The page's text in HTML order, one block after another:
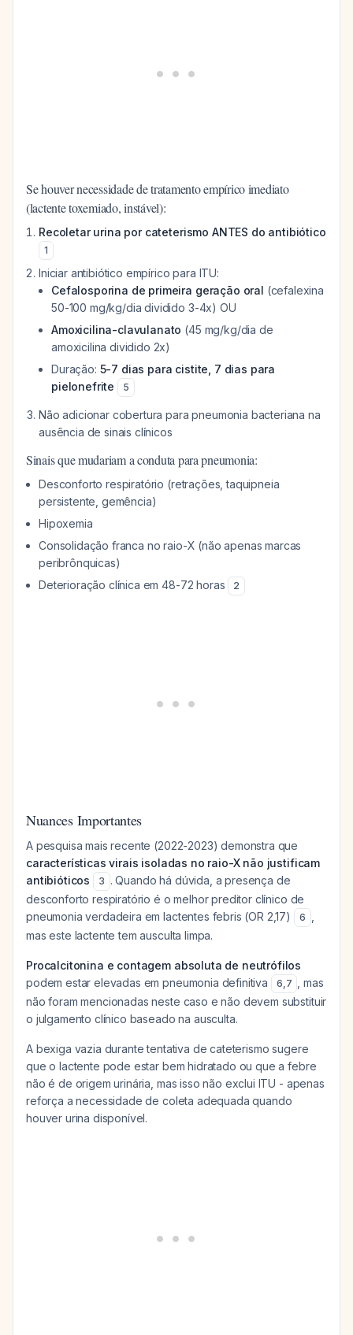
Se houver necessidade de tratamento empírico imediato
(lactente toxemiado, instável):
Recoletar urina por cateterismo ANTES do antibiótico
1
Iniciar antibiótico empírico para ITU:
Cefalosporina de primeira geração oral (cefalexina
50-100 mg/kg/dia dividido 3-4x) OU
Amoxicilina-clavulanato (45 mg/kg/dia de
amoxicilina dividido 2x)
Duração: 5-7 dias para cistite, 7 dias para
pielonefrite
5
Não adicionar cobertura para pneumonia bacteriana na
ausência de sinais clínicos
Sinais que mudariam a conduta para pneumonia:
Desconforto respiratório (retrações, taquipneia
persistente, gemência)
Hipoxemia
Consolidação franca no raio-X (não apenas marcas
peribrônquicas)
Deterioração clínica em 48-72 horas
2
Nuances Importantes
A pesquisa mais recente (2022-2023) demonstra que
características virais isoladas no raio-X não justificam
antibióticos
3 . Quando há dúvida, a presença de
desconforto respiratório é o melhor preditor clínico de
pneumonia verdadeira em lactentes febris (OR 2,17)
6
mas este lactente tem ausculta limpa.
Procalcitonina e contagem absoluta de neutrófilos
podem estar elevadas em pneumonia definitiva
6,7
, mas
não foram mencionadas neste caso e não devem substituir
o julgamento clínico baseado na ausculta.
A bexiga vazia durante tentativa de cateterismo sugere
que o lactente pode estar bem hidratado ou que a febre
não é de origem urinária, mas isso não exclui ITU - apenas
reforça a necessidade de coleta adequada quando
houver urina disponível.